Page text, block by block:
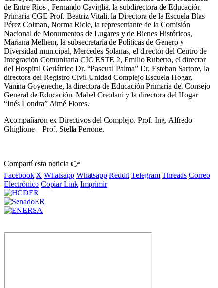
de Entre Ríos , Fernando Caviglia, la subdirectora de Educación
Primaria CGE Prof. Beatriz Vitali, la Directora de la Escuela Blas
Pérez Colman, Norma Ricle, la representante de la Comisión
Nacional de Monumentos de Lugares y de Bienes Históricos,
Mariana Melhem, la subsecretaría de Políticas de Género y
Diversidad municipal, Mercedes Solanas, el director del Centro de
Integración Comunitaria CIC ESTE 2, Emilio Ruberto, el director
del Hospital Geriátrico Dr. “Pascual Palma” Dr. Esteban Sartore, la
directora del Registro Civil Unidad Complejo Escuela Hogar,
Vanina Goyeneche, la directora de Educación Primaria del Consejo
General de Educación, Mabel Creolani y la directora del Hogar
“Inés Londra” Aimé Flores.
Acompañaron ex Directivos del Complejo. Prof. Ing. Alfredo
Ghiglione – Prof. Stella Perrone.
Compartí esta noticia 👉
Facebook X Whatsapp Whatsapp Reddit Telegram Threads Correo
Electrónico Copiar Link Imprimir